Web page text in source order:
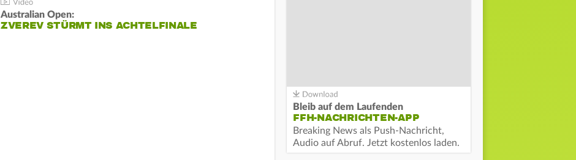
Australian Open:
ZVEREV STÜRMT INS ACHTELFINALE
Bleib auf dem Laufenden
FFH-NACHRICHTEN-APP
Breaking News als Push-Nachricht,
Audio auf Abruf. Jetzt kostenlos laden.